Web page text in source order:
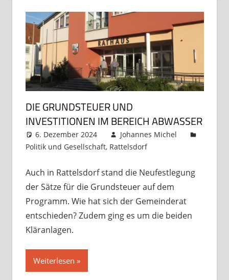
DIE GRUNDSTEUER UND
INVESTITIONEN IM BEREICH ABWASSER
6. Dezember 2024
Johannes Michel
Politik und Gesellschaft, Rattelsdorf
Auch in Rattelsdorf stand die Neufestlegung
der Sätze für die Grundsteuer auf dem
Programm. Wie hat sich der Gemeinderat
entschieden? Zudem ging es um die beiden
Kläranlagen.
Weiterlesen